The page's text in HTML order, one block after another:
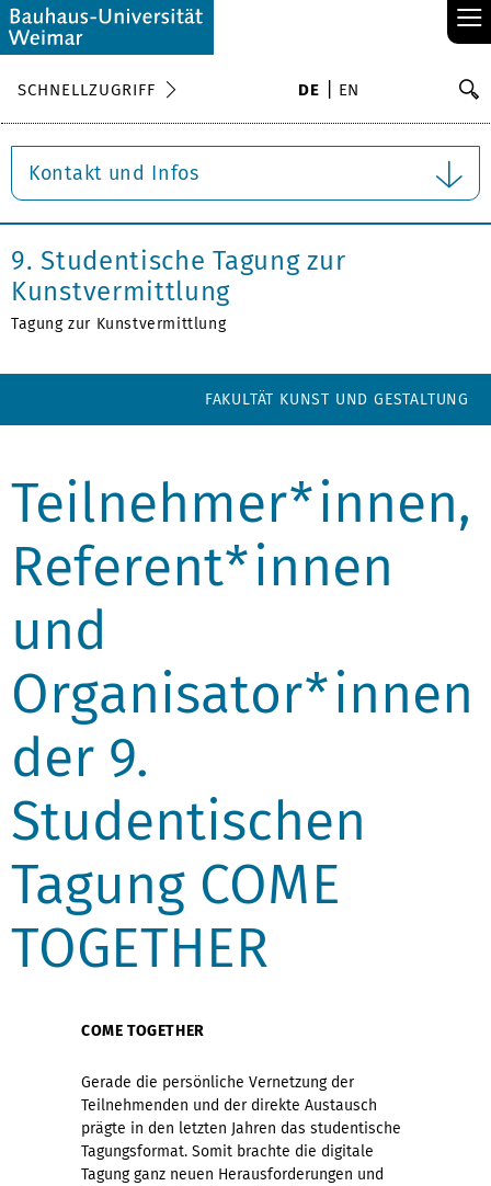
≡
SCHNELLZUGRIFF DE EN
Kontakt und Infos
9. Studentische Tagung zur
Kunstvermittlung
Tagung zur Kunstvermittlung
FAKULTÄT KUNST UND GESTALTUNG
Teilnehmer*innen,
Referent*innen
und
Organisator*innen
der 9.
Studentischen
Tagung COME
TOGETHER
COME TOGETHER
Gerade die persönliche Vernetzung der
Teilnehmenden und der direkte Austausch
prägte in den letzten Jahren das studentische
Tagungsformat. Somit brachte die digitale
Tagung ganz neuen Herausforderungen und